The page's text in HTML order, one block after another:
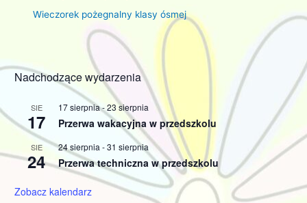
Wieczorek pożegnalny klasy ósmej
Nadchodzące wydarzenia
SIE
17
17 sierpnia-23 sierpnia
Przerwa wakacyjna w przedszkolu
SIE
24
24 sierpnia -31 sierpnia
Przerwa techniczna w przedszkolu
Zobacz kalendarz